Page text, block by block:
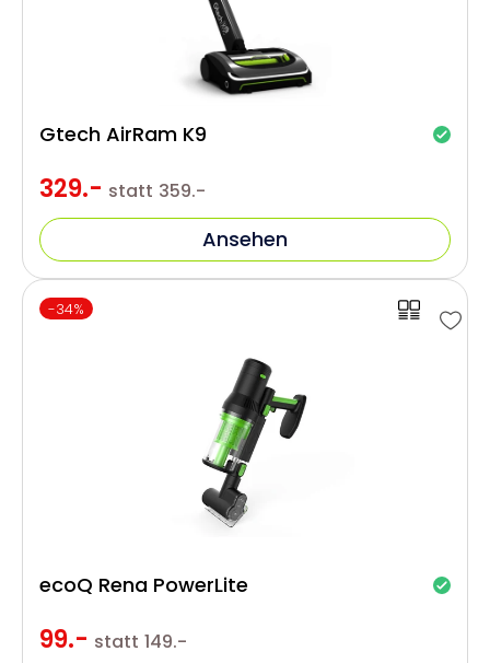
329.- statt 359.-
Gtech AirRam K9
Ansehen
-34%
99.- statt 149.-
ecoQ Rena PowerLite